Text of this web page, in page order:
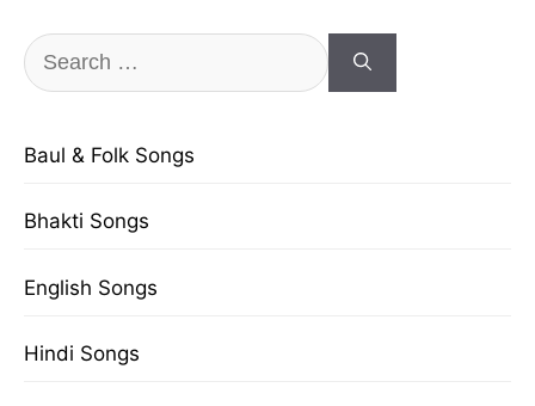
Search
for:
Baul & Folk Songs
Bhakti Songs
English Songs
Hindi Songs